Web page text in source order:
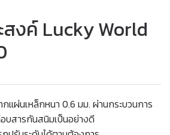
สงค์ Lucky World
แผ่นเหล็กหนา 0.6 มม. ผ่านกระบวนการ
อบสารกันสนิมเป็นอย่างดี